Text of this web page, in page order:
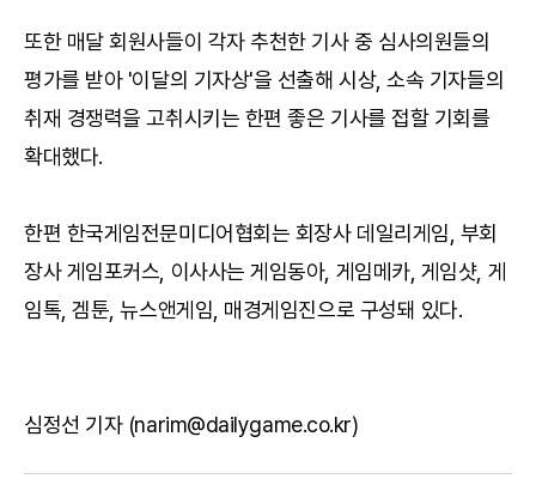
또한 매달 회원사들이 각자 추천한 기사 중 심사의원들의
평가를 받아 '이달의 기자상'을 선출해 시상, 소속 기자들의
취재 경쟁력을 고취시키는 한편 좋은 기사를 접할 기회를
확대했다.
한편 한국게임전문미디어협회는 회장사 데일리게임, 부회
장사 게임포커스, 이사사는 게임동아, 게임메카, 게임샷, 게
임톡, 겜툰, 뉴스앤게임, 매경게임진으로 구성돼 있다.
심정선 기자 (narim@dailygame.co.kr)